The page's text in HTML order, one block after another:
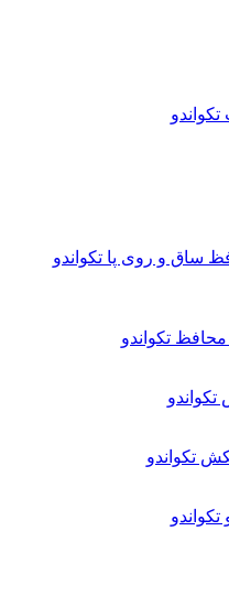
تکواندو
ساق و روی پا تکواندو
محافظ تکواندو
تکواندو
تکواندو
تکواندو